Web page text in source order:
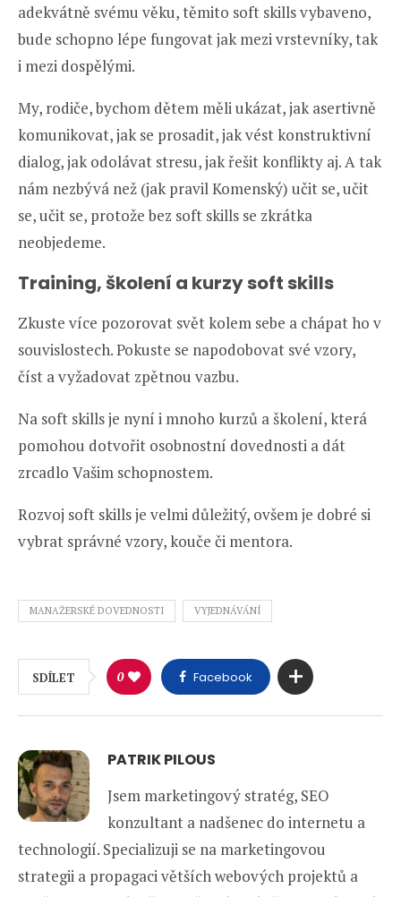
adekvátně svému věku, těmito soft skills vybaveno,
bude schopno lépe fungovat jak mezi vrstevníky, tak
i mezi dospělými.
My, rodiče, bychom dětem měli ukázat, jak asertivně
komunikovat, jak se prosadit, jak vést konstruktivní
dialog, jak odolávat stresu, jak řešit konflikty aj. A tak
nám nezbývá než (jak pravil Komenský) učit se, učit
se, učit se, protože bez soft skills se zkrátka
neobjedeme.
Training, školení a kurzy soft skills
Zkuste více pozorovat svět kolem sebe a chápat ho v
souvislostech. Pokuste se napodobovat své vzory,
číst a vyžadovat zpětnou vazbu.
Na soft skills je nyní i mnoho kurzů a školení, která
pomohou dotvořit osobnostní dovednosti a dát
zrcadlo Vašim schopnostem.
Rozvoj soft skills je velmi důležitý, ovšem je dobré si
vybrat správné vzory, kouče či mentora.
MANAŽERSKÉ DOVEDNOSTI VYJEDNÁVÁNÍ
SDÍLET 0 Facebook
PATRIK PILOUS
Jsem marketingový stratég, SEO
konzultant a nadšenec do internetu a
technologií. Specializuji se na marketingovou
strategii a propagaci větších webových projektů a